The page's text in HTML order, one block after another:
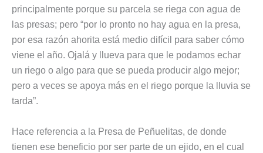
principalmente porque su parcela se riega con agua de
las presas; pero “por lo pronto no hay agua en la presa,
por esa razón ahorita está medio difícil para saber cómo
viene el año. Ojalá y llueva para que le podamos echar
un riego o algo para que se pueda producir algo mejor;
pero a veces se apoya más en el riego porque la lluvia se
tarda”.
Hace referencia a la Presa de Peñuelitas, de donde
tienen ese beneficio por ser parte de un ejido, en el cual